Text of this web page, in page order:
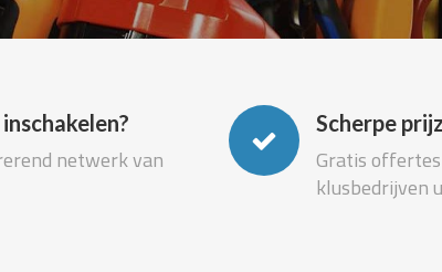
netwerk van
Scherpe
Gratis
klusbedrijven